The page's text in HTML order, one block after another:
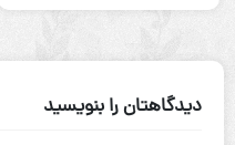
دیدگاهتان را بنویسید